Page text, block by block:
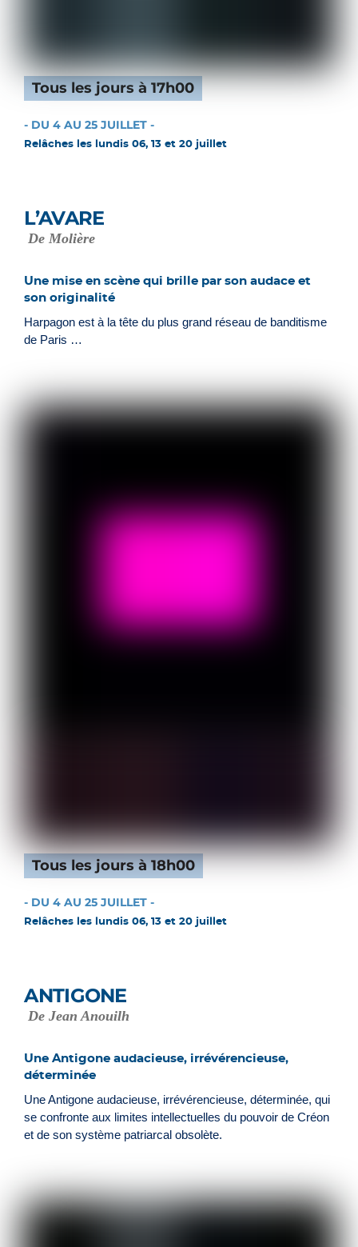
Tous les jours à 17h00
- DU 4 AU 25 JUILLET -
Relâches les lundis 06, 13 et 20 juillet
L’AVARE
De Molière
Une mise en scène qui brille par son audace et
son originalité
Harpagon est à la tête du plus grand réseau de banditisme
de Paris …
Tous les jours à 18h00
- DU 4 AU 25 JUILLET -
Relâches les lundis 06, 13 et 20 juillet
ANTIGONE
De Jean Anouilh
Une Antigone audacieuse, irrévérencieuse,
déterminée
Une Antigone audacieuse, irrévérencieuse, déterminée, qui
se confronte aux limites intellectuelles du pouvoir de Créon
et de son système patriarcal obsolète.